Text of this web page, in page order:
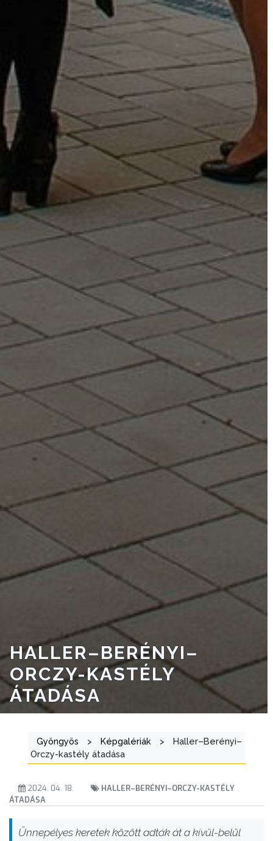
NYOMTATVÁNYOK
ÜGYINTÉZÉS
TESTÜLETI
ANYAGOK
KISTÉRSÉG
GYÖNGYÖS
HALLER–BERÉNYI–
ORCZY-KASTÉLY
ÁTADÁSA
Gyöngyös > Képgalériák >
Haller–Berényi–
Orczy-kastély átadása
2024. 04. 18.
HALLER–BERÉNYI–ORCZY-KASTÉLY
ÁTADÁSA
Ünnepélyes keretek között adták át a kívül-belül